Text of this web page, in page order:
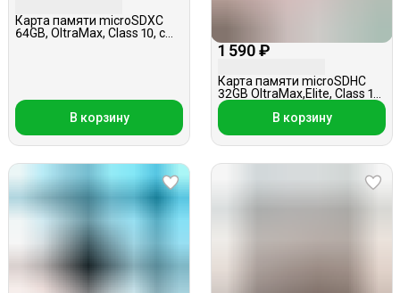
Карта памяти microSDXC
64GB, OltraMax, Class 10, с
В корзину
1 590 ₽
Карта памяти microSDHC
32GB OltraMax,Elite, Class 10,
без адаптера
В корзину